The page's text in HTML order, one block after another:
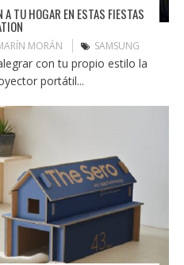
A TU HOGAR EN ESTAS FIESTAS
MORÁN SAMSUNG
con tu propio estilo la
portátil...